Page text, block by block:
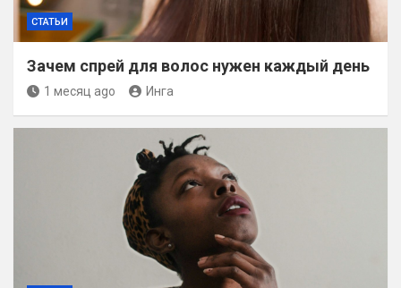
СТАТЬИ
Зачем спрей для волос нужен каждый день
1 месяц ago Инга